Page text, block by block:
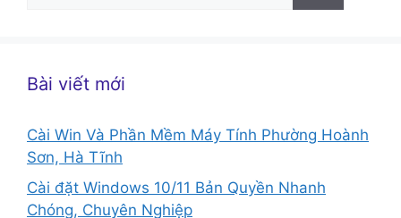
Bài viết mới
Cài Win Và Phần Mềm Máy Tính Phường Hoành
Sơn, Hà Tĩnh
Cài đặt Windows 10/11 Bản Quyền Nhanh
Chóng, Chuyên Nghiệp